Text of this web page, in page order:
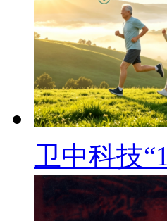
卫中科技